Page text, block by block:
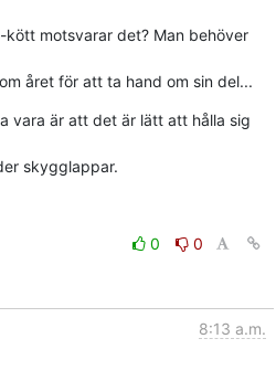
kött motsvarar det? Man behöver
året för att ta hand om sin del...
vara är att det är lätt att hålla sig
skygglappar.
0
0
8:13 a.m.